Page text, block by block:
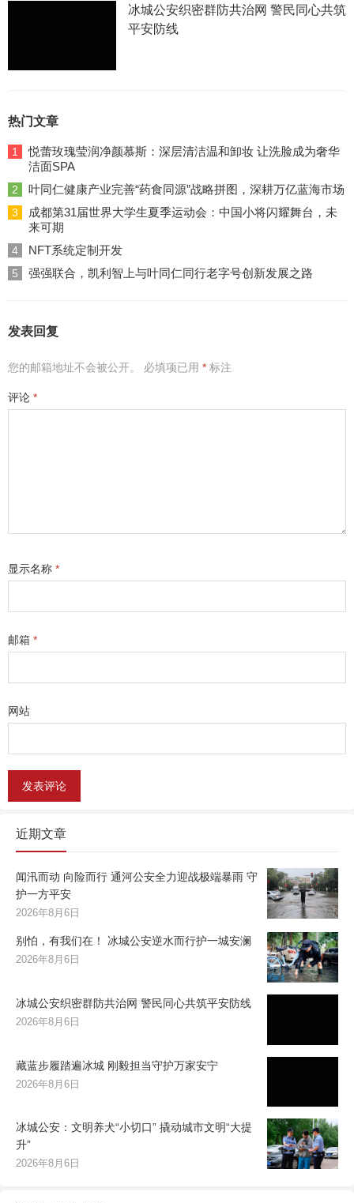
冰城公安织密群防共治网 警民同心共筑
平安防线
热门文章
1
悦蕾玫瑰莹润净颜慕斯：深层清洁温和卸妆 让洗脸成为奢华
洁面SPA
2 叶同仁健康产业完善“药食同源”战略拼图，深耕万亿蓝海市场
3
成都第31届世界大学生夏季运动会：中国小将闪耀舞台，未
来可期
4 NFT系统定制开发
5 强强联合，凯利智上与叶同仁同行老字号创新发展之路
发表回复
您的邮箱地址不会被公开。 必填项已用 * 标注
评论 *
显示名称 *
邮箱 *
网站
近期文章
闻汛而动 向险而行 通河公安全力迎战极端暴雨 守
护一方平安
2026年8月6日
别怕，有我们在！ 冰城公安逆水而行护一城安澜
2026年8月6日
冰城公安织密群防共治网 警民同心共筑平安防线
2026年8月6日
藏蓝步履踏遍冰城 刚毅担当守护万家安宁
2026年8月6日
冰城公安：文明养犬“小切口” 撬动城市文明“大提
升”
2026年8月6日